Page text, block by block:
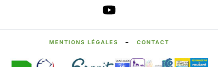
MENTIONS LÉGALES – CONTACT